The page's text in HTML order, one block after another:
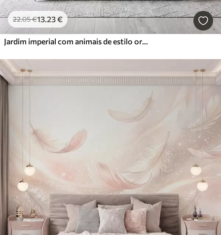
22.05€13 .23€